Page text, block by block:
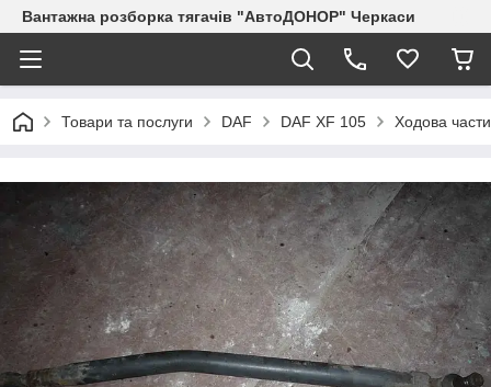
Вантажна розборка тягачів "АвтоДОНОР" Черкаси
Товари та послуги DAF DAF XF 105 Ходова